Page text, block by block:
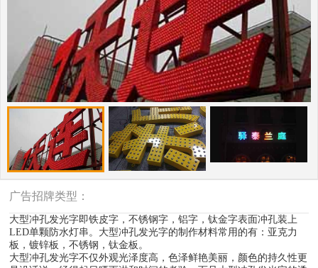
广告招牌类型：
大型冲孔发光字即铁皮字，不锈钢字，铝字，钛金字表面冲孔装上
LED单颗防水灯串。大型冲孔发光字的制作材料常用的有：亚克力
板，镀锌板，不锈钢，钛金板。
大型冲孔发光字不仅外观光泽度高，色泽鲜艳美丽，颜色的持久性更